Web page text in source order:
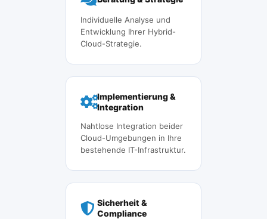
Individuelle Analyse und
Entwicklung Ihrer Hybrid-
Cloud-Strategie.
Implementierung &
Integration
Nahtlose Integration beider
Cloud-Umgebungen in Ihre
bestehende IT-Infrastruktur.
Sicherheit &
Compliance